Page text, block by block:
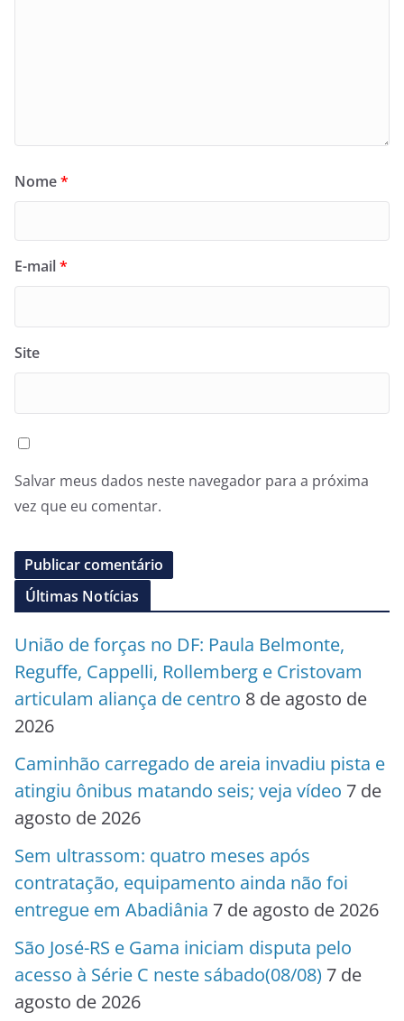
Nome*
E-mail*
Site
Salvar meus dados neste navegador para a próxima
vez que eu comentar.
Últimas Notícias
União de forças no DF: Paula Belmonte,
Reguffe, Cappelli, Rollemberg e Cristovam
articulam aliança de centro 8 de agosto de
2026
Caminhão carregado de areia invadiu pista e
atingiu ônibus matando seis; veja vídeo 7 de
agosto de 2026
Sem ultrassom: quatro meses após
contratação, equipamento ainda não foi
entregue em Abadiânia 7 de agosto de 2026
São José-RS e Gama iniciam disputa pelo
acesso à Série C neste sábado(08/08) 7 de
agosto de 2026